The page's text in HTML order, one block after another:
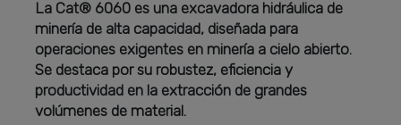
La Cat® 6060 es una excavadora hidráulica de
minería de alta capacidad, diseñada para
operaciones exigentes en minería a cielo abierto.
Se destaca por su robustez, eficiencia y
productividad en la extracción de grandes
volúmenes de material.